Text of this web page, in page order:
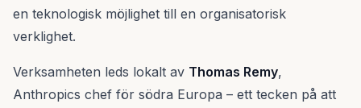
en teknologisk möjlighet till en organisatorisk
verklighet.
Verksamheten leds lokalt av Thomas Remy,
Anthropics chef för södra Europa – ett tecken på att